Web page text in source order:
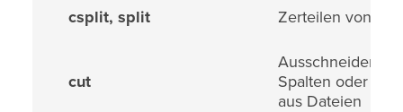
csplit, split Zerteilen von
cut
Ausschneiden
Spalten oder
aus Dateien